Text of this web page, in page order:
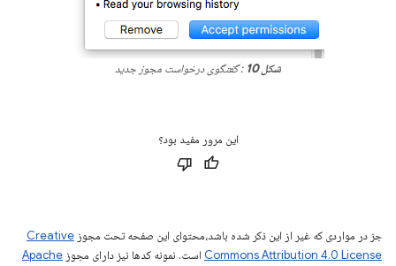
شکل 10 : گفتگوی درخواست مجوز جدید
این مرور مفید بود؟
جز در مواردی که غیر از این ذکر شده باشد،‌محتوای این صفحه تحت مجوز Creative
Commons Attribution 4.0 License است. نمونه کدها نیز دارای مجوز Apache